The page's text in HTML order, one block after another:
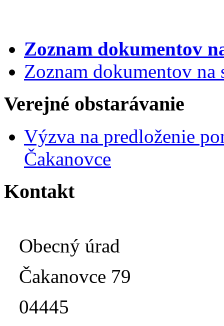
Zoznam dokumentov
Zoznam dokumentov
Verejné obstarávanie
Výzva na predloženie
Čakanovce
Kontakt
Obecný úrad
Čakanovce 79
04445